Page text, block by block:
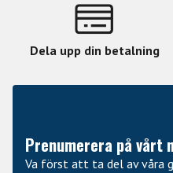
Dela upp din betalning
Prenumerera på vårt
Va först att ta del av våra